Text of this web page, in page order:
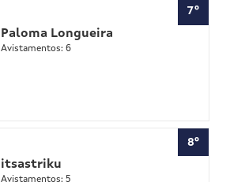
7º
Paloma Longueira
Avistamentos: 6
8º
itsastriku
Avistamentos: 5